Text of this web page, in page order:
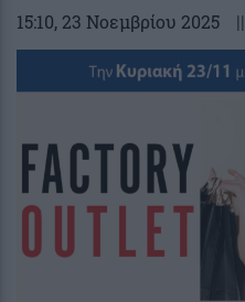
15:10, 23 Νοεμβρίου 2025 ||